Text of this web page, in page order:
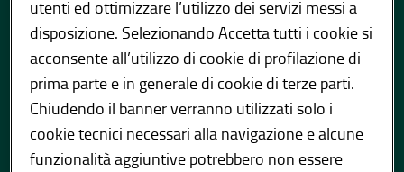
404
utenti ed ottimizzare l’utilizzo dei servizi messi a
disposizione. Selezionando Accetta tutti i cookie si
acconsente all’utilizzo di cookie di profilazione di
prima parte e in generale di cookie di terze parti.
Chiudendo il banner verranno utilizzati solo i
cookie tecnici necessari alla navigazione e alcune
funzionalità aggiuntive potrebbero non essere